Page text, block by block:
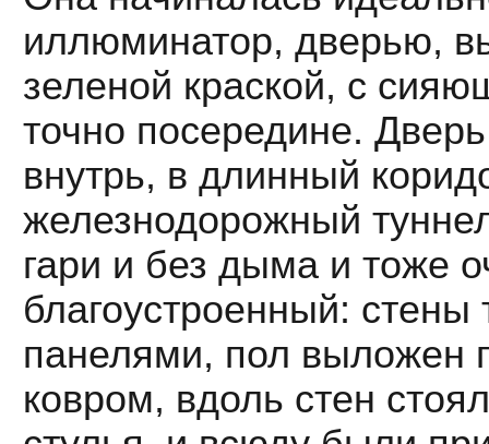
иллюминатор, дверью,
зеленой краской, с
точно посередине.
внутрь, в длинный
железнодорожный
гари и без дыма и тоже
благоустроенный:
панелями, пол выложен
ковром, вдоль стен